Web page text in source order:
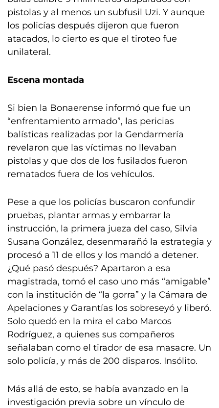
pistolas y al menos un subfusil Uzi. Y aunque
los policías después dijeron que fueron
atacados, lo cierto es que el tiroteo fue
unilateral.
Escena montada
Si bien la Bonaerense informó que fue un
“enfrentamiento armado”, las pericias
balísticas realizadas por la Gendarmería
revelaron que las víctimas no llevaban
pistolas y que dos de los fusilados fueron
rematados fuera de los vehículos.
Pese a que los policías buscaron confundir
pruebas, plantar armas y embarrar la
instrucción, la primera jueza del caso, Silvia
Susana González, desenmarañó la estrategia y
procesó a 11 de ellos y los mandó a detener.
¿Qué pasó después? Apartaron a esa
magistrada, tomó el caso uno más “amigable”
con la institución de “la gorra” y la Cámara de
Apelaciones y Garantías los sobreseyó y liberó.
Solo quedó en la mira el cabo Marcos
Rodríguez, a quienes sus compañeros
señalaban como el tirador de esa masacre. Un
solo policía, y más de 200 disparos. Insólito.
Más allá de esto, se había avanzado en la
investigación previa sobre un vínculo de